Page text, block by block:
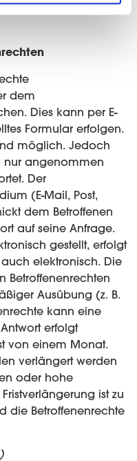
dem
Dies kann per E-
Formular erfolgen.
möglich. Jedoch
nur angenommen
Der
(E-Mail, Post,
dem Betroffenen
auf seine Anfrage.
gestellt, erfolgt
elektronisch. Die
Betroffenenrechten
Ausübung (z. B.
kann eine
erfolgt
von einem Monat.
verlängert werden
oder hohe
ist zu
die Betroffenenrechte